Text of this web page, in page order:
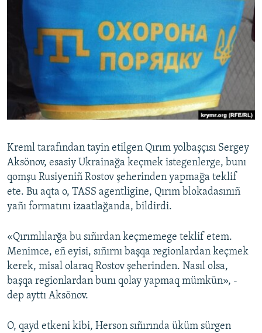
SÜRET
BLOGLAR
FİKİR
Русский
Українською
RFE/RS bütün saytları
Kreml tarafından tayin etilgen Qırım yolbaşçısı Sergey
Aksönov, esasiy Ukrainağa keçmek istegenlerge, bunı
qomşu Rusiyeniñ Rostov şeherinden yapmağa teklif
ete. Bu aqta o, TASS agentligine, Qırım blokadasınıñ
yañı formatını izaatlağanda, bildirdi.
«Qırımlılarğa bu sıñırdan keçmemege teklif etem.
Menimce, eñ eyisi, sıñırnı başqa regionlardan keçmek
kerek, misal olaraq Rostov şeherinden. Nasıl olsa,
başqa regionlardan bunı qolay yapmaq mümkün», -
dep ayttı Aksönov.
O, qayd etkeni kibi, Herson sıñırında üküm sürgen